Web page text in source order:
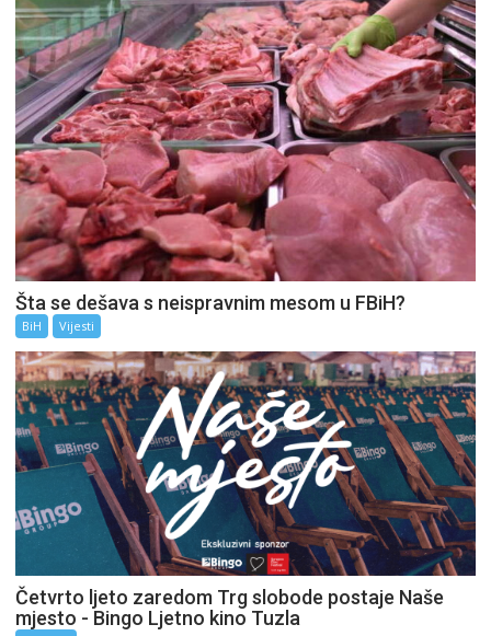
Šta se dešava s neispravnim mesom u FBiH?
BiH Vijesti
Četvrto ljeto zaredom Trg slobode postaje Naše
mjesto - Bingo Ljetno kino Tuzla